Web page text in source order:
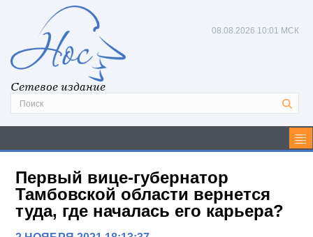
Сетевое издание
08.08.2026 10:01 МСК
Первый вице-губернатор
Тамбовской области вернется
туда, где началась его карьера?